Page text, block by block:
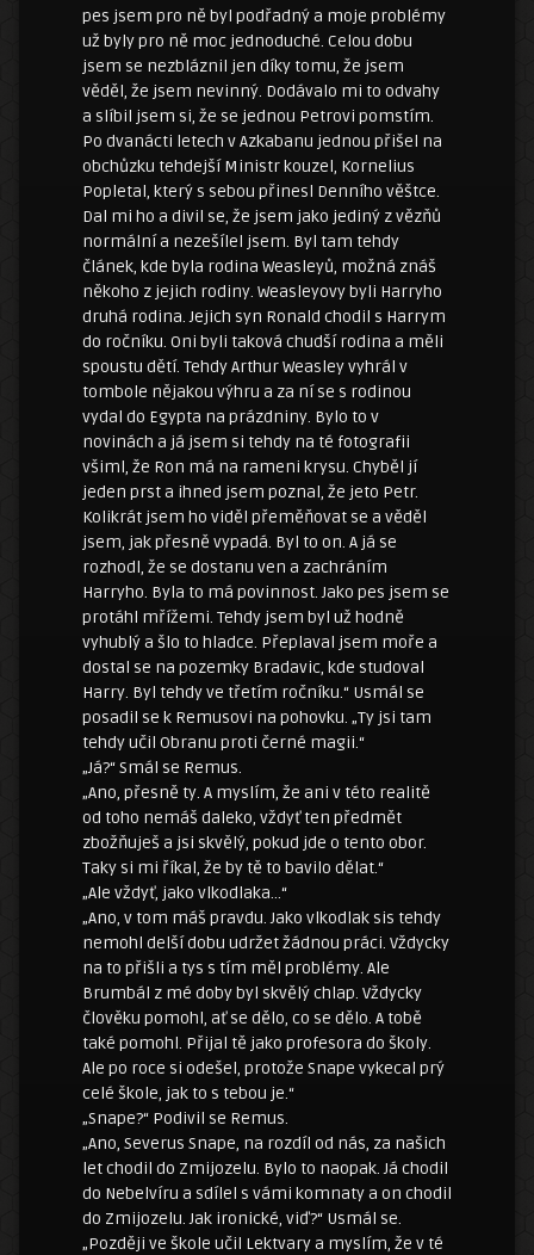
pes jsem pro ně byl podřadný a moje problémy
už byly pro ně moc jednoduché. Celou dobu
jsem se nezbláznil jen díky tomu, že jsem
věděl, že jsem nevinný. Dodávalo mi to odvahy
a slíbil jsem si, že se jednou Petrovi pomstím.
Po dvanácti letech v Azkabanu jednou přišel na
obchůzku tehdejší Ministr kouzel, Kornelius
Popletal, který s sebou přinesl Denního věštce.
Dal mi ho a divil se, že jsem jako jediný z vězňů
normální a nezešílel jsem. Byl tam tehdy
článek, kde byla rodina Weasleyů, možná znáš
někoho z jejich rodiny. Weasleyovy byli Harryho
druhá rodina. Jejich syn Ronald chodil s Harrym
do ročníku. Oni byli taková chudší rodina a měli
spoustu dětí. Tehdy Arthur Weasley vyhrál v
tombole nějakou výhru a za ní se s rodinou
vydal do Egypta na prázdniny. Bylo to v
novinách a já jsem si tehdy na té fotografii
všiml, že Ron má na rameni krysu. Chyběl jí
jeden prst a ihned jsem poznal, že jeto Petr.
Kolikrát jsem ho viděl přeměňovat se a věděl
jsem, jak přesně vypadá. Byl to on. A já se
rozhodl, že se dostanu ven a zachráním
Harryho. Byla to má povinnost. Jako pes jsem se
protáhl mřížemi. Tehdy jsem byl už hodně
vyhublý a šlo to hladce. Přeplaval jsem moře a
dostal se na pozemky Bradavic, kde studoval
Harry. Byl tehdy ve třetím ročníku.“ Usmál se
posadil se k Remusovi na pohovku. „Ty jsi tam
tehdy učil Obranu proti černé magii.“
„Já?“ Smál se Remus.
„Ano, přesně ty. A myslím, že ani v této realitě
od toho nemáš daleko, vždyť ten předmět
zbožňuješ a jsi skvělý, pokud jde o tento obor.
Taky si mi říkal, že by tě to bavilo dělat.“
„Ale vždyť, jako vlkodlaka…“
„Ano, v tom máš pravdu. Jako vlkodlak sis tehdy
nemohl delší dobu udržet žádnou práci. Vždycky
na to přišli a tys s tím měl problémy. Ale
Brumbál z mé doby byl skvělý chlap. Vždycky
člověku pomohl, ať se dělo, co se dělo. A tobě
také pomohl. Přijal tě jako profesora do školy.
Ale po roce si odešel, protože Snape vykecal prý
celé škole, jak to s tebou je.“
„Snape?“ Podivil se Remus.
„Ano, Severus Snape, na rozdíl od nás, za našich
let chodil do Zmijozelu. Bylo to naopak. Já chodil
do Nebelvíru a sdílel s vámi komnaty a on chodil
do Zmijozelu. Jak ironické, viď?“ Usmál se.
„Později ve škole učil Lektvary a myslím, že v té